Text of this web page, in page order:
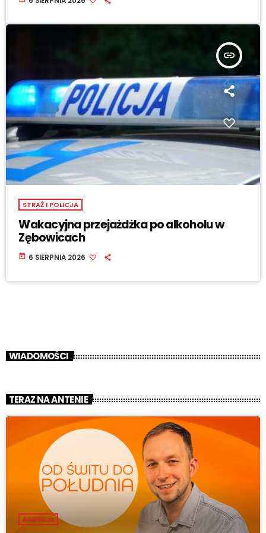
insert_link
STRAŻ I POLICJA
Wakacyjna przejażdżka po alkoholu w
Zębowicach
today 6 SIERPNIA 2026
WIADOMOŚCI
TERAZ NA ANTENIE
AUDYCJE